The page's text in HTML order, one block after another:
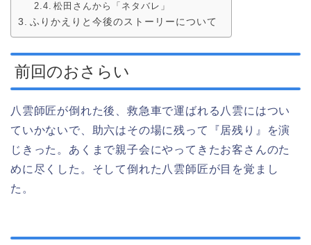
松田さんから「ネタバレ」
ふりかえりと今後のストーリーについて
前回のおさらい
八雲師匠が倒れた後、救急車で運ばれる八雲にはつい
ていかないで、助六はその場に残って『居残り』を演
じきった。あくまで親子会にやってきたお客さんのた
めに尽くした。そして倒れた八雲師匠が目を覚まし
た。